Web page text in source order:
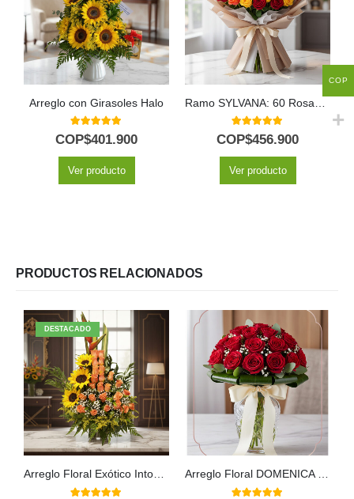
Arreglo con Girasoles Halo
5.00out of 5
COP$401.900
Ver producto
5.00out of 5
COP$456.900
Ver producto
PRODUCTOS RELACIONADOS
DESTACADO
Arreglo Floral Exótico Intocable Arreglo Floral DOMENICA con 30 Rosas para Enamorar 🌹
COP